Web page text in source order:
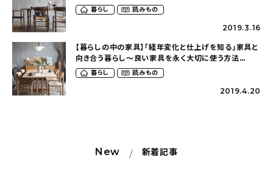
（FILT.さん）
暮らし 読みもの
2019.3.16
【暮らしの中の家具】「経年変化と仕上げを知る」家具と
向き合う暮らし〜良い家具を永く大切に使う方法
（FILT.さん）
暮らし 読みもの
2019.4.20
New 新着記事